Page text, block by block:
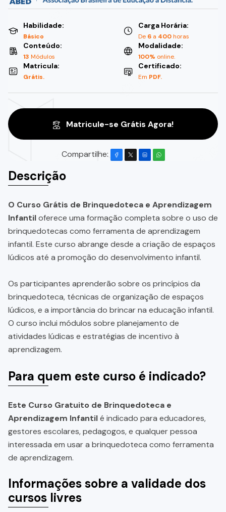
Habilidade:
Básico
Carga Horária:
De 6 a 400horas
Conteúdo:
13 Módulos
Modalidade:
100% online.
Matricula:
Grátis.
Certificado:
Em PDF.
Matricule-se Grátis Agora!
Compartilhe:
Descrição
O Curso Grátis de Brinquedoteca e Aprendizagem
Infantiloferece uma formação completa sobre o uso de
brinquedotecas como ferramenta de aprendizagem
infantil. Este curso abrange desde a criação de espaços
lúdicos até a promoção do desenvolvimento infantil.
Os participantes aprenderão sobre os princípios da
brinquedoteca, técnicas de organização de espaços
lúdicos, e a importância do brincar na educação infantil.
O curso inclui módulos sobre planejamento de
atividades lúdicas e estratégias de incentivo à
aprendizagem.
Para quem este curso é indicado?
Este Curso Gratuito de Brinquedoteca e
Aprendizagem Infantilé indicado para educadores,
gestores escolares, pedagogos, e qualquer pessoa
interessada em usar a brinquedoteca como ferramenta
de aprendizagem.
Informações sobre a validade dos
cursos livres